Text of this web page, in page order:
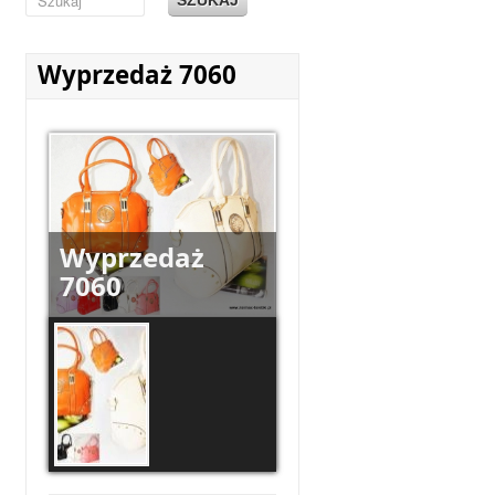
Wyprzedaż 7060
Wyprzedaż
7060